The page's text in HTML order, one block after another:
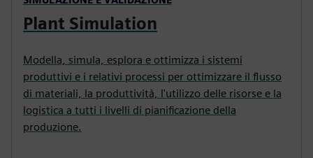
Plant Simulation
Modella, simula, esplora e ottimizza i sistemi
produttivi e i relativi processi per ottimizzare il flusso
di materiali, la produttività, l'utilizzo delle risorse e la
logistica a tutti i livelli di pianificazione della
produzione.